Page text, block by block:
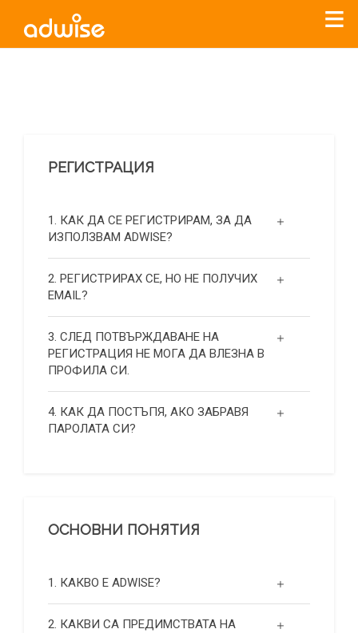
РЕГИСТРАЦИЯ
1. КАК ДА СЕ РЕГИСТРИРАМ, ЗА ДА
ИЗПОЛЗВАМ ADWISE?
2. РЕГИСТРИРАХ СЕ, НО НЕ ПОЛУЧИХ
EMAIL?
3. СЛЕД ПОТВЪРЖДАВАНЕ НА
РЕГИСТРАЦИЯ НЕ МОГА ДА ВЛЕЗНА В
ПРОФИЛА СИ.
4. КАК ДА ПОСТЪПЯ, АКО ЗАБРАВЯ
ПАРОЛАТА СИ?
ОСНОВНИ ПОНЯТИЯ
1. КАКВО Е ADWISE?
2. КАКВИ СА ПРЕДИМСТВАТА НА